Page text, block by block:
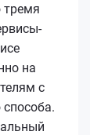
на
с